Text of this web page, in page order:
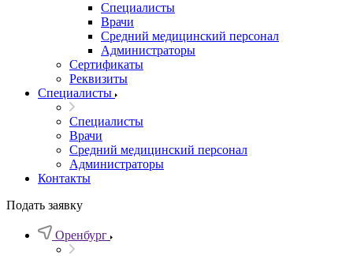
Специалисты
Врачи
Средний медицинский персонал
Администраторы
Сертификаты
Реквизиты
Специалисты
Специалисты
Врачи
Средний медицинский персонал
Администраторы
Контакты
Подать заявку
Оренбург